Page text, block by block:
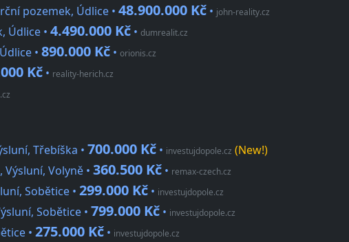
pozemek, Údlice • 48.900.000 Kč • john-reality.cz
Údlice • 4.490.000 Kč • dumrealit.cz
• 890.000 Kč • orionis.cz
Kč • reality-herich.cz
Třebíška • 700.000 Kč • investujdopole.cz (New!)
Výsluní, Volyně • 360.500 Kč • remax-czech.cz
Sobětice • 299.000 Kč • investujdopole.cz
Sobětice • 799.000 Kč • investujdopole.cz
• 275.000 Kč • investujdopole.cz